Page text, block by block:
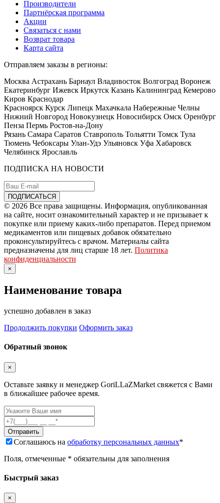
Производители
Партнёрская программа
Акции
Связаться с нами
Возврат товара
Карта сайта
Отправляем заказы в регионы:
Москва Астрахань Барнаул Владивосток Волгоград Воронеж
Екатеринбург Ижевск Иркутск Казань Калининград Кемерово
Киров Краснодар
Красноярск Курск Липецк Махачкала Набережные Челны
Нижний Новгород Новокузнецк Новосибирск Омск Оренбург
Пенза Пермь Ростов-на-Дону
Рязань Самара Саратов Ставрополь Тольятти Томск Тула
Тюмень Чебоксары Улан-Удэ Ульяновск Уфа Хабаровск
Челябинск Ярославль
ПОДПИСКА НА НОВОСТИ
© 2026 Все права защищены. Информация, опубликованная
на сайте, носит ознакомительный характер и не призывает к
покупке или приему каких-либо препаратов. Перед приемом
медикаментов или пищевых добавок обязательно
проконсультируйтесь с врачом. Материалы сайта
предназначены для лиц старше 18 лет. Политика
конфиденциальности
×
Наименование товара
успешно добавлен в заказ
Продолжить покупки Оформить заказ
Обратный звонок
×
Оставьте заявку и менеджер GoriLLaZMarket свяжется с Вами
в ближайшее рабочее время.
Соглашаюсь на обработку персональных данных*
Поля, отмеченные * обязательны для заполнения
Быстрый заказ
×